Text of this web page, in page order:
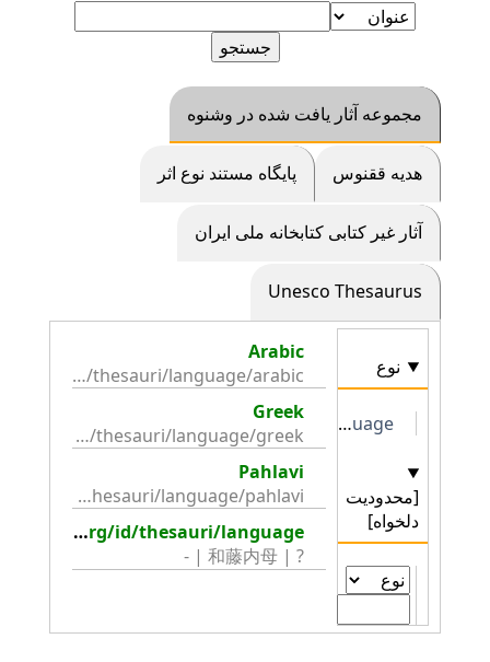
مجموعه آثار یافت شده در وشنوه
هديه ققنوس پايگاه مستند نوع اثر
آثار غیر کتابی کتابخانه ملی ایران
Unesco Thesaurus
نوع
http://collection.britishmuseum.org/id/thesauri/language
[محدودیت
دلخواه]
Arabic
http://collection.britishmuseum.org/id/thesauri/language/arabic
Greek
http://collection.britishmuseum.org/id/thesauri/language/greek
Pahlavi
http://collection.britishmuseum.org/id/thesauri/language/pahlavi
http://collection.britishmuseum.org/id/thesauri/language
? | 和藤内母 | -